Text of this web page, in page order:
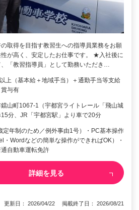
取得を目指す教習生への指導員業務をお願
が高く、安定したお仕事です。 ★入社後に
「教習指導員」として勤務いただき…
上（基本給＋地域手当）＋通勤手当等支給
与有
山町1067-1（宇都宮ライトレール「飛山城
分、JR「宇都宮駅」より車で20分
定年制のため／例外事由1号）・PC基本操作
・Wordなどの簡単な操作ができればOK）・
自動車運転免許
詳細を見る
更新日： 2026/04/22 掲載終了日： 2026/08/21